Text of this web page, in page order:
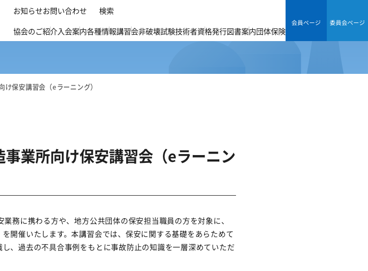
お知らせお問い合わせ
検索
協会のご紹介入会案内各種情報講習会非破壊試験技術者資格発行図書案内団体保険
会員ページ 委員会ページ
け保安講習会（eラーニング）
事業所向け保安講習会（eラーニン
務に携わる方や、地方公共団体の保安担当職員の方を対象に、
開催いたします。本講習会では、保安に関する基礎をあらためて
、過去の不具合事例をもとに事故防止の知識を一層深めていただ